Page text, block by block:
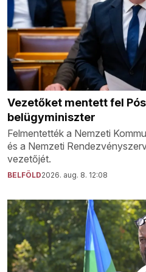
Vezetőket mentett fel
belügyminiszter
Felmentették a Nemzeti
és a Nemzeti
vezetőjét.
BELFÖLD2026. aug. 8. 12:08